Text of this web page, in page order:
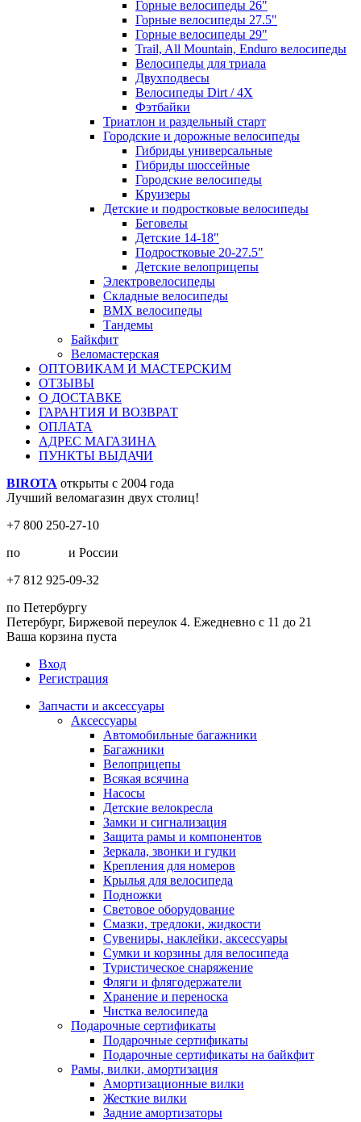
Горные велосипеды 26"
Горные велосипеды 27.5"
Горные велосипеды 29"
Trail, All Mountain, Enduro велосипеды
Велосипеды для триала
Двухподвесы
Велосипеды Dirt / 4X
Фэтбайки
Триатлон и раздельный старт
Городские и дорожные велосипеды
Гибриды универсальные
Гибриды шоссейные
Городские велосипеды
Круизеры
Детские и подростковые велосипеды
Беговелы
Детские 14-18"
Подростковые 20-27.5"
Детские велоприцепы
Электровелосипеды
Складные велосипеды
BMX велосипеды
Тандемы
Байкфит
Веломастерская
ОПТОВИКАМ И МАСТЕРСКИМ
ОТЗЫВЫ
О ДОСТАВКЕ
ГАРАНТИЯ И ВОЗВРАТ
ОПЛАТА
АДРЕС МАГАЗИНА
ПУНКТЫ ВЫДАЧИ
BIROTA открыты с 2004 года
Лучший веломагазин двух столиц!
+7 800 250-27-10
по
и России
+7 812 925-09-32
по Петербургу
Петербург, Биржевой переулок 4. Ежедневно с 11 до 21
Ваша корзина пуста
Вход
Регистрация
Запчасти и аксессуары
Аксессуары
Автомобильные багажники
Багажники
Велоприцепы
Всякая всячина
Насосы
Детские велокресла
Замки и сигнализация
Защита рамы и компонентов
Зеркала, звонки и гудки
Крепления для номеров
Крылья для велосипеда
Подножки
Световое оборудование
Смазки, тредлоки, жидкости
Сувениры, наклейки, аксессуары
Сумки и корзины для велосипеда
Туристическое снаряжение
Фляги и флягодержатели
Хранение и переноска
Чистка велосипеда
Подарочные сертификаты
Подарочные сертификаты
Подарочные сертификаты на байкфит
Рамы, вилки, амортизация
Амортизационные вилки
Жесткие вилки
Задние амортизаторы